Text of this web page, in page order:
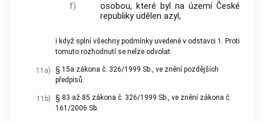
f)
osobou, které byl na území České
republiky udělen azyl,
i když splní všechny podmínky uvedené v odstavci 1. Proti
tomuto rozhodnutí se nelze odvolat.
11a)
§ 15a zákona č. 326/1999 Sb., ve znění pozdějších
předpisů.
11b)
§ 83 až 85 zákona č. 326/1999 Sb., ve znění zákona č.
161/2006 Sb.